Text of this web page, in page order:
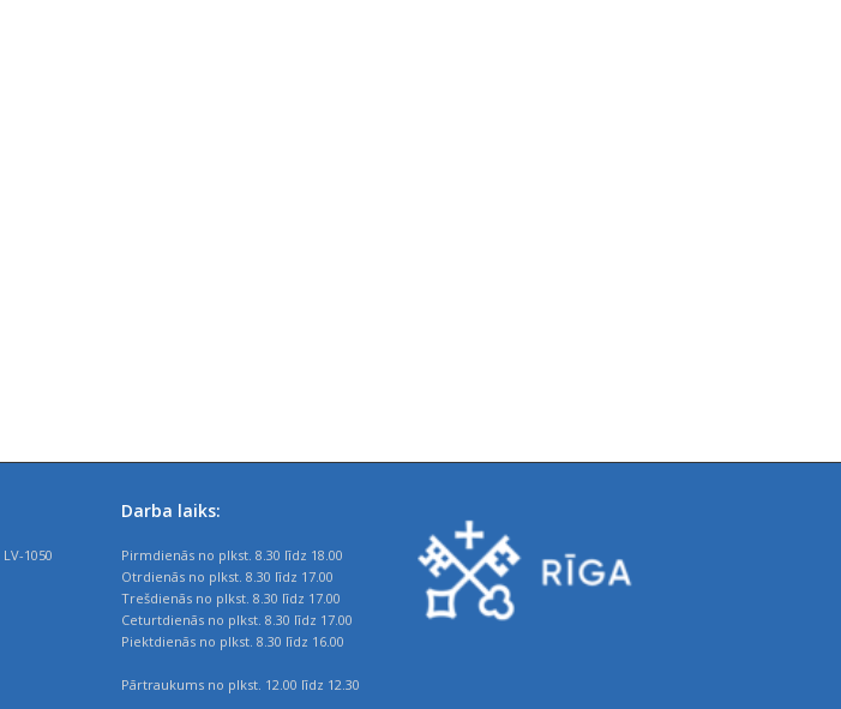
1050
Darba laiks:
Pirmdienās no plkst. 8.30 līdz 18.00
Otrdienās no plkst. 8.30 līdz 17.00
Trešdienās no plkst. 8.30 līdz 17.00
Ceturtdienās no plkst. 8.30 līdz 17.00
Piektdienās no plkst. 8.30 līdz 16.00
Pārtraukums no plkst. 12.00 līdz 12.30